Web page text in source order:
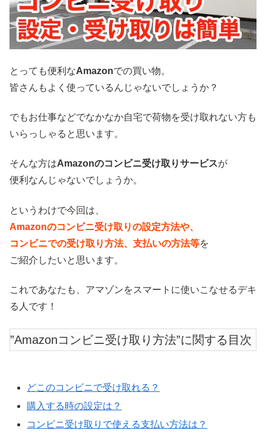
とっても便利なAmazonでの買い物。
皆さんもよく使っているんじゃないでしょうか？
でもお仕事などでなかなか自宅で荷物を受け取れない方も
いらっしゃると思います。
そんな方はAmazonのコンビニ受け取りサービスが
便利なんじゃないでしょうか。
というわけで今回は、
Amazonのコンビニ受け取りの設定方法や、
コンビニでの受け取り方法、支払いの方法等を
ご紹介したいと思います。
これであなたも、アマゾンをスマートに使いこなせるデキ
る人です！
”Amazonコンビニ受け取り方法”に関する目次
どこのコンビニで受け取れる？
購入する時の設定は？
コンビニ受け取りで使える支払い方法は？